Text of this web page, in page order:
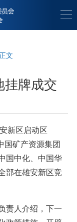
文
挂牌成交
新区启动区
矿产资源集团
国中化、中国华
部在雄安新区竞
人介绍，下一